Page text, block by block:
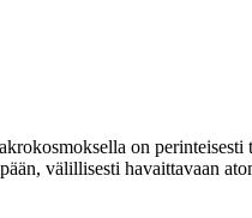
on
välillisesti havaittavaan